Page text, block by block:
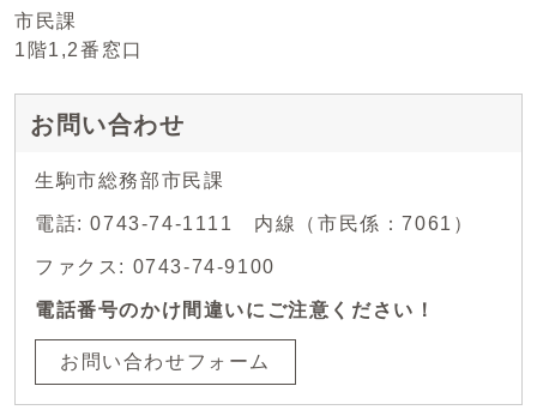
市民課
1階1,2番窓口
お問い合わせ
生駒市総務部市民課
電話: 0743-74-1111 内線（市民係：7061）
ファクス: 0743-74-9100
電話番号のかけ間違いにご注意ください！
お問い合わせフォーム